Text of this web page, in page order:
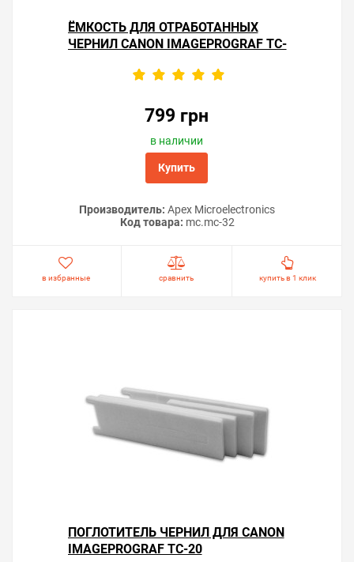
ЁМКОСТЬ ДЛЯ ОТРАБОТАННЫХ
ЧЕРНИЛ CANON IMAGEPROGRAF TC-
799 грн
в наличии
Купить
Производитель: Apex Microelectronics
Код товара: mc.mc-32
в избранные сравнить купить в 1 клик
ПОГЛОТИТЕЛЬ ЧЕРНИЛ ДЛЯ CANON
IMAGEPROGRAF TC-20